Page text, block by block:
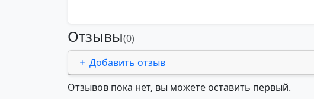
Отзывы(0)
Добавить отзыв
Отзывов пока нет, вы можете оставить первый.